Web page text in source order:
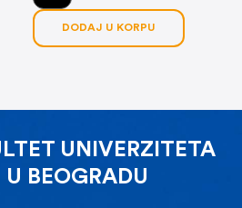
DODAJ U KORPU
UNIVERZITETA
BEOGRADU